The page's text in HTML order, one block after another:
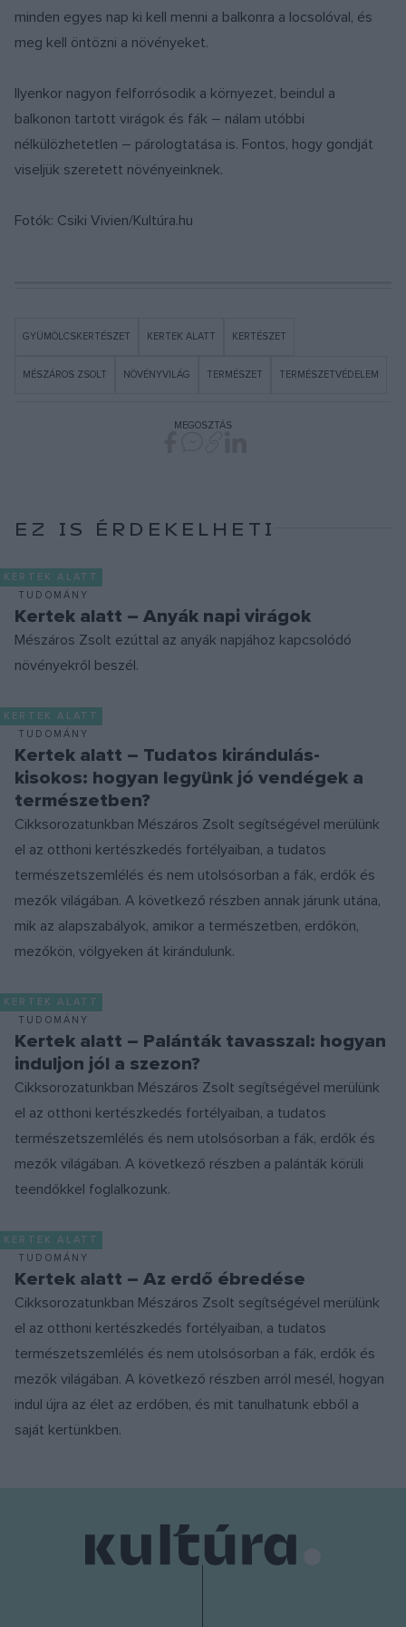
minden egyes nap ki kell menni a balkonra a locsolóval, és
meg kell öntözni a növényeket.
Ilyenkor nagyon felforrósodik a környezet, beindul a
balkonon tartott virágok és fák – nálam utóbbi
nélkülözhetetlen – párologtatása is. Fontos, hogy gondját
viseljük szeretett növényeinknek.
Fotók: Csiki Vivien/Kultúra.hu
GYÜMÖLCSKERTÉSZET KERTEK ALATT KERTÉSZET
MÉSZÁROS ZSOLT NÖVÉNYVILÁG TERMÉSZET TERMÉSZETVÉDELEM
MEGOSZTÁS
EZ IS ÉRDEKELHETI
KERTEK ALATT
TUDOMÁNY
Kertek alatt – Anyák napi virágok
Mészáros Zsolt ezúttal az anyák napjához kapcsolódó
növényekről beszél.
KERTEK ALATT
TUDOMÁNY
Kertek alatt – Tudatos kirándulás-
kisokos: hogyan legyünk jó vendégek a
természetben?
Cikksorozatunkban Mészáros Zsolt segítségével merülünk
el az otthoni kertészkedés fortélyaiban, a tudatos
természetszemlélés és nem utolsósorban a fák, erdők és
mezők világában. A következő részben annak járunk utána,
mik az alapszabályok, amikor a természetben, erdőkön,
mezőkön, völgyeken át kirándulunk.
KERTEK ALATT
TUDOMÁNY
Kertek alatt – Palánták tavasszal: hogyan
induljon jól a szezon?
Cikksorozatunkban Mészáros Zsolt segítségével merülünk
el az otthoni kertészkedés fortélyaiban, a tudatos
természetszemlélés és nem utolsósorban a fák, erdők és
mezők világában. A következő részben a palánták körüli
teendőkkel foglalkozunk.
KERTEK ALATT
TUDOMÁNY
Kertek alatt – Az erdő ébredése
Cikksorozatunkban Mészáros Zsolt segítségével merülünk
el az otthoni kertészkedés fortélyaiban, a tudatos
természetszemlélés és nem utolsósorban a fák, erdők és
mezők világában. A következő részben arról mesél, hogyan
indul újra az élet az erdőben, és mit tanulhatunk ebből a
saját kertünkben.